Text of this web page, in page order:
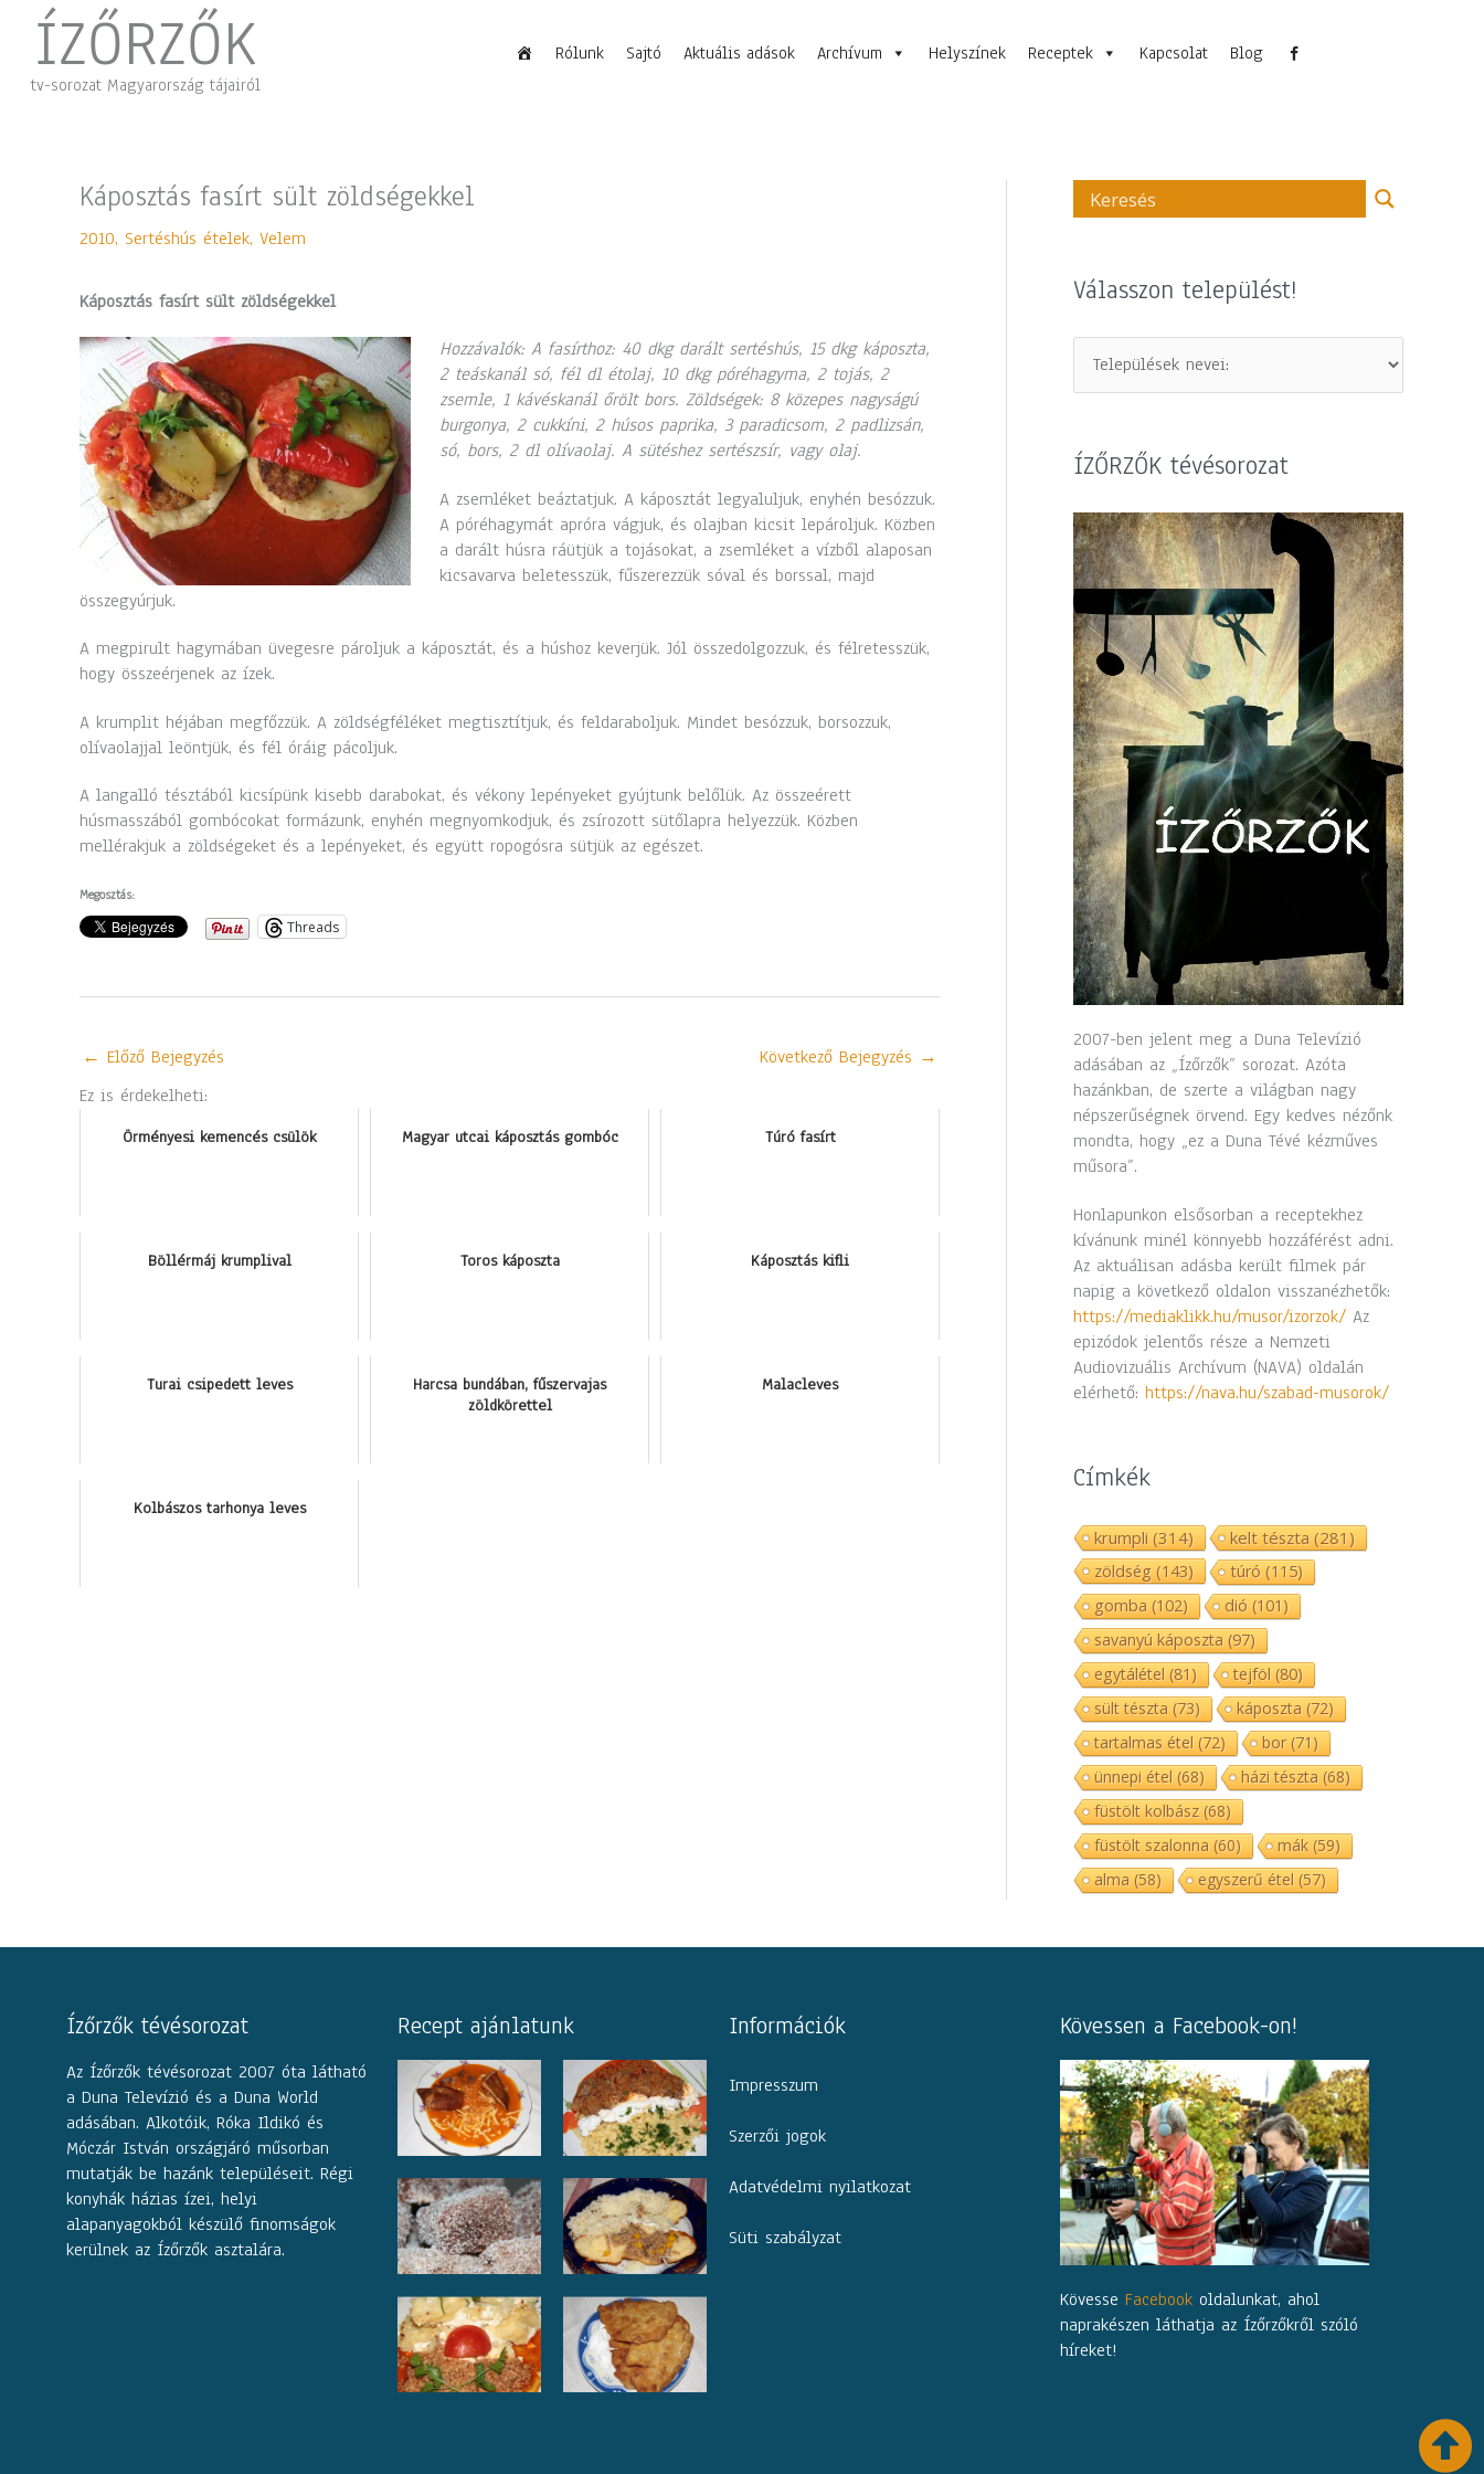
contentÍZŐRZŐK
tv-sorozat Magyarország tájairól
Rólunk Sajtó Aktuális adások Archívum Helyszínek Receptek Kapcsolat Blog
Káposztás fasírt sült zöldségekkel
2010, Sertéshús ételek, Velem
Káposztás fasírt sült zöldségekkel
Hozzávalók: A fasírthoz: 40 dkg darált sertéshús, 15 dkg káposzta,
2 teáskanál só, fél dl étolaj, 10 dkg póréhagyma, 2 tojás, 2
zsemle, 1 kávéskanál őrölt bors. Zöldségek: 8 közepes nagyságú
burgonya, 2 cukkíni, 2 húsos paprika, 3 paradicsom, 2 padlizsán,
só, bors, 2 dl olívaolaj. A sütéshez sertészsír, vagy olaj.
A zsemléket beáztatjuk. A káposztát legyaluljuk, enyhén besózzuk.
A póréhagymát apróra vágjuk, és olajban kicsit lepároljuk. Közben
a darált húsra ráütjük a tojásokat, a zsemléket a vízből alaposan
kicsavarva beletesszük, fűszerezzük sóval és borssal, majd
összegyúrjuk.
A megpirult hagymában üvegesre pároljuk a káposztát, és a húshoz keverjük. Jól összedolgozzuk, és félretesszük,
hogy összeérjenek az ízek.
A krumplit héjában megfőzzük. A zöldségféléket megtisztítjuk, és feldaraboljuk. Mindet besózzuk, borsozzuk,
olívaolajjal leöntjük, és fél óráig pácoljuk.
A langalló tésztából kicsípünk kisebb darabokat, és vékony lepényeket gyújtunk belőlük. Az összeérett
húsmasszából gombócokat formázunk, enyhén megnyomkodjuk, és zsírozott sütőlapra helyezzük. Közben
mellérakjuk a zöldségeket és a lepényeket, és együtt ropogósra sütjük az egészet.
Megosztás:
Threads
← Előző Bejegyzés Következő Bejegyzés →
Ez is érdekelheti:
Örményesi kemencés csülök Magyar utcai káposztás gombóc Túró fasírt
Böllérmáj krumplival Toros káposzta Káposztás kifli
Turai csipedett leves
Harcsa bundában, fűszervajas
zöldkörettel
Malacleves
Kolbászos tarhonya leves
Válasszon települést!
ÍZŐRZŐK tévésorozat
2007-ben jelent meg a Duna Televízió
adásában az „Ízőrzők” sorozat. Azóta
hazánkban, de szerte a világban nagy
népszerűségnek örvend. Egy kedves nézőnk
mondta, hogy „ez a Duna Tévé kézműves
műsora”.
Honlapunkon elsősorban a receptekhez
kívánunk minél könnyebb hozzáférést adni.
Az aktuálisan adásba került filmek pár
napig a következő oldalon visszanézhetők:
https://mediaklikk.hu/musor/izorzok/ Az
epizódok jelentős része a Nemzeti
Audiovizuális Archívum (NAVA) oldalán
elérhető: https://nava.hu/szabad-musorok/
Címkék
krumpli(314) kelt tészta(281)
zöldség(143) túró (115)
gomba (102) dió (101)
savanyú káposzta (97)
egytálétel (81) tejföl (80)
sült tészta (73) káposzta (72)
tartalmas étel (72) bor(71)
ünnepi étel (68) házi tészta (68)
füstölt kolbász(68)
füstölt szalonna (60) mák(59)
alma (58) egyszerű étel (57)
Ízőrzők tévésorozat
Az Ízőrzők tévésorozat 2007 óta látható
a Duna Televízió és a Duna World
adásában. Alkotóik, Róka Ildikó és
Móczár István országjáró műsorban
mutatják be hazánk településeit. Régi
konyhák házias ízei, helyi
alapanyagokból készülő finomságok
kerülnek az Ízőrzők asztalára.
Recept ajánlatunk Információk
Impresszum
Szerzői jogok
Adatvédelmi nyilatkozat
Süti szabályzat
Kövessen a Facebook-on!
Kövesse Facebook oldalunkat, ahol
naprakészen láthatja az Ízőrzőkről szóló
híreket!